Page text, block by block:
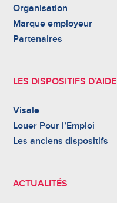
Organisation
Marque employeur
Partenaires
LES DISPOSITIFS D’AIDE
Visale
Louer Pour l’Emploi
Les anciens dispositifs
ACTUALITÉS